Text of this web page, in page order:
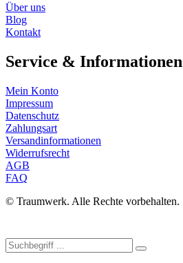
Über uns
Blog
Kontakt
Service & Informationen
Mein Konto
Impressum
Datenschutz
Zahlungsart
Versandinformationen
Widerrufsrecht
AGB
FAQ
© Traumwerk. Alle Rechte vorbehalten.